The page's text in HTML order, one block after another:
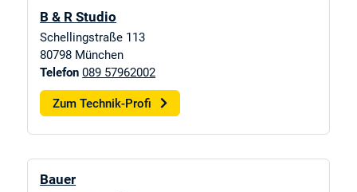
B & R Studio
Schellingstraße 113
80798 München
Telefon 089 57962002
Zum Technik-Profi
Bauer